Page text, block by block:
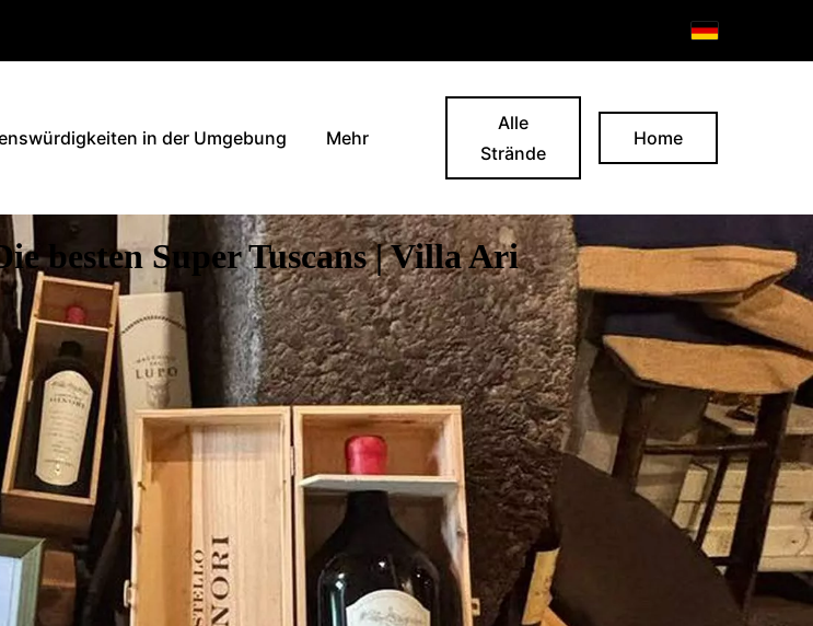
in der Umgebung Mehr
Alle
Strände
Home
besten Super Tuscans | Villa Ari